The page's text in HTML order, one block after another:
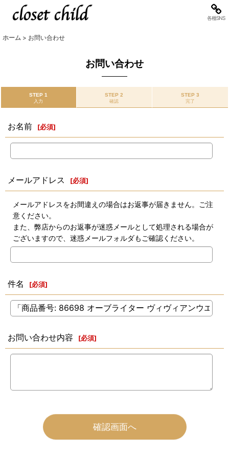
各種SNS
ホーム > お問い合わせ
お問い合わせ
STEP 1
入力
STEP 2
確認
STEP 3
完了
お名前 [必須]
メールアドレス [必須]
メールアドレスをお間違えの場合はお返事が届きません。ご注
意ください。
また、弊店からのお返事が迷惑メールとして処理される場合が
ございますので、迷惑メールフォルダもご確認ください。
件名 [必須]
お問い合わせ内容 [必須]
確認画面へ